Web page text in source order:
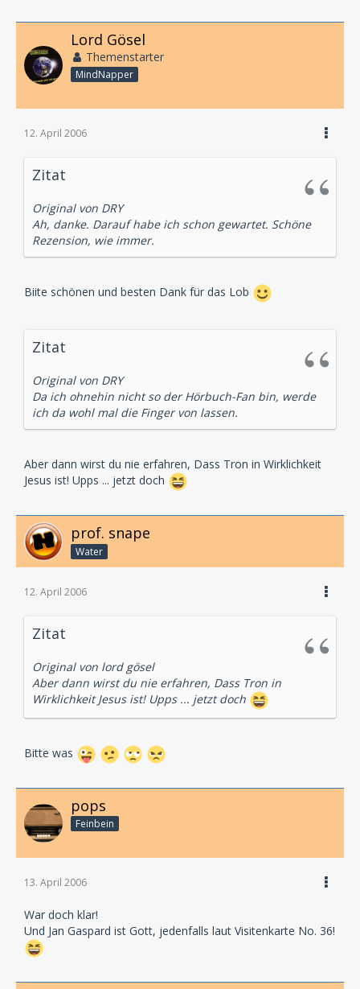
Lord Gösel
Themenstarter
MindNapper
12. April 2006
Zitat
Original von DRY
Ah, danke. Darauf habe ich schon gewartet. Schöne
Rezension, wie immer.
Biite schönen und besten Dank für das Lob
Zitat
Original von DRY
Da ich ohnehin nicht so der Hörbuch-Fan bin, werde
ich da wohl mal die Finger von lassen.
Aber dann wirst du nie erfahren, Dass Tron in Wirklichkeit
Jesus ist! Upps ... jetzt doch
prof. snape
Water
12. April 2006
Zitat
Original von lord gösel
Aber dann wirst du nie erfahren, Dass Tron in
Wirklichkeit Jesus ist! Upps ... jetzt doch
Bitte was
pops
Feinbein
13. April 2006
War doch klar!
Und Jan Gaspard ist Gott, jedenfalls laut Visitenkarte No. 36!